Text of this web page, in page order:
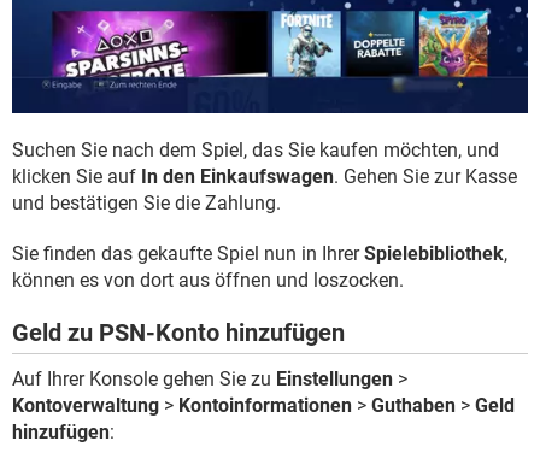
Suchen Sie nach dem Spiel, das Sie kaufen möchten, und
klicken Sie auf In den Einkaufswagen. Gehen Sie zur Kasse
und bestätigen Sie die Zahlung.
Sie finden das gekaufte Spiel nun in IhrerSpielebibliothek,
können es von dort aus öffnen und loszocken.
Geld zu PSN-Konto hinzufügen
Auf Ihrer Konsole gehen Sie zu Einstellungen >
Kontoverwaltung > Kontoinformationen > Guthaben > Geld
hinzufügen: